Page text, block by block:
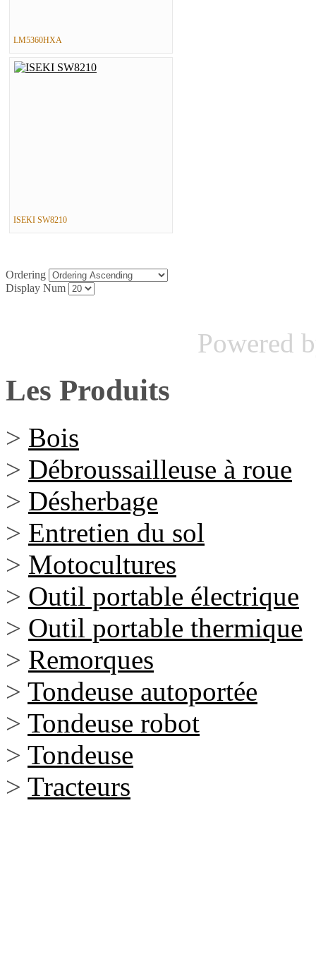
LM5360HXA
ISEKI SW8210
Ordering
Display Num
Powered
Les Produits
> Bois
> Débroussailleuse à roue
> Désherbage
> Entretien du sol
> Motocultures
> Outil portable électrique
> Outil portable thermique
> Remorques
> Tondeuse autoportée
> Tondeuse robot
> Tondeuse
> Tracteurs